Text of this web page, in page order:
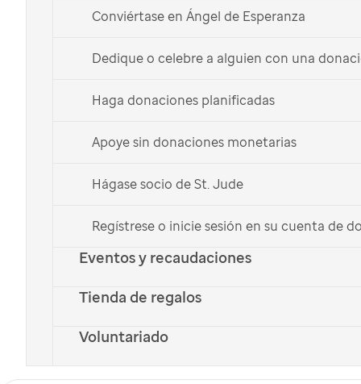
Conviértase en Ángel de Esperanza
Dedique o celebre a alguien con una
Haga donaciones planificadas
Apoye sin donaciones monetarias
Hágase socio de St. Jude
Regístrese o inicie sesión en su cuenta de
Eventos y recaudaciones
Tienda de regalos
Voluntariado
donación planificada
Una donación planificada puede apoyar aSt. Judey
por generaciones sin afectar sus finanzas actuales.
Información legal y fiscal
English
¿Es usted un profesional financiero,
gestor patrimonial o abogado?